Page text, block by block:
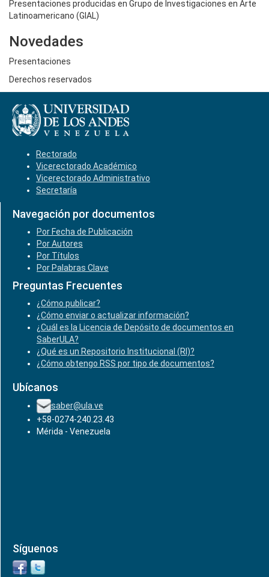
Presentaciones producidas en Grupo de Investigaciones en Arte
Latinoamericano (GIAL)
Novedades
Presentaciones
Derechos reservados
Rectorado
Vicerectorado Académico
Vicerectorado Administrativo
Secretaría
Navegación por documentos
Por Fecha de Publicación
Por Autores
Por Títulos
Por Palabras Clave
Preguntas Frecuentes
¿Cómo publicar?
¿Cómo enviar o actualizar información?
¿Cuál es la Licencia de Depósito de documentos en
SaberULA?
¿Qué es un Repositorio Institucional (RI)?
¿Cómo obtengo RSS por tipo de documentos?
Ubícanos
saber@ula.ve
+58-0274-240.23.43
Mérida - Venezuela
Síguenos